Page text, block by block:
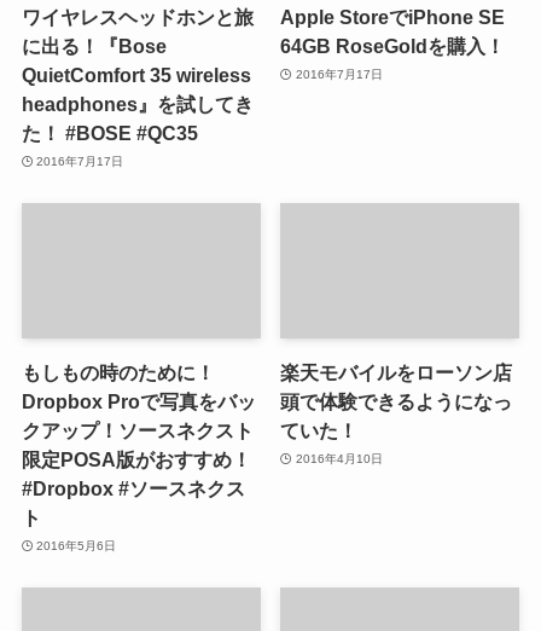
ワイヤレスヘッドホンと旅
に出る！『Bose
QuietComfort 35 wireless
headphones』を試してき
た！ #BOSE #QC35
2016年7月17日
Apple StoreでiPhone SE
64GB RoseGoldを購入！
2016年7月17日
もしもの時のために！
Dropbox Proで写真をバッ
クアップ！ソースネクスト
限定POSA版がおすすめ！
#Dropbox #ソースネクス
ト
2016年5月6日
楽天モバイルをローソン店
頭で体験できるようになっ
ていた！
2016年4月10日